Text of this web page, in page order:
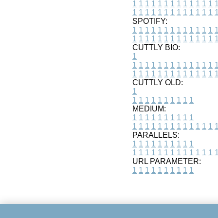
1 1 1 1 1 1 1 1 1 1 1 1 1 1
1 1 1 1 1 1 1 1 1 1 1 1 1 1
SPOTIFY:
1 1 1 1 1 1 1 1 1 1 1 1 1 1
1 1 1 1 1 1 1 1 1 1 1 1 1 1
CUTTLY BIO:
1
1 1 1 1 1 1 1 1 1 1 1 1 1 1
1 1 1 1 1 1 1 1 1 1 1 1 1 1
CUTTLY OLD:
1
1 1 1 1 1 1 1 1 1 1
MEDIUM:
1 1 1 1 1 1 1 1 1 1
1 1 1 1 1 1 1 1 1 1 1 1 1 1
PARALLELS:
1 1 1 1 1 1 1 1 1 1
1 1 1 1 1 1 1 1 1 1 1 1 1 1
URL PARAMETER:
1 1 1 1 1 1 1 1 1 1